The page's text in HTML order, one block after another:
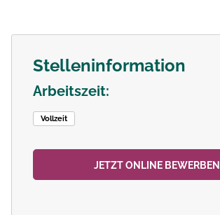
Stelleninformation
Arbeitszeit:
Vollzeit
JETZT ONLINE BEWERBEN